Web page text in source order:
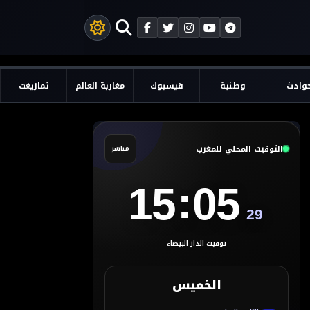
وطنية فيسبوك مغاربة العالم تمازيغت
التوقيت المحلي للمغرب مباشر
15:05 30
توقيت الدار البيضاء
الخميس